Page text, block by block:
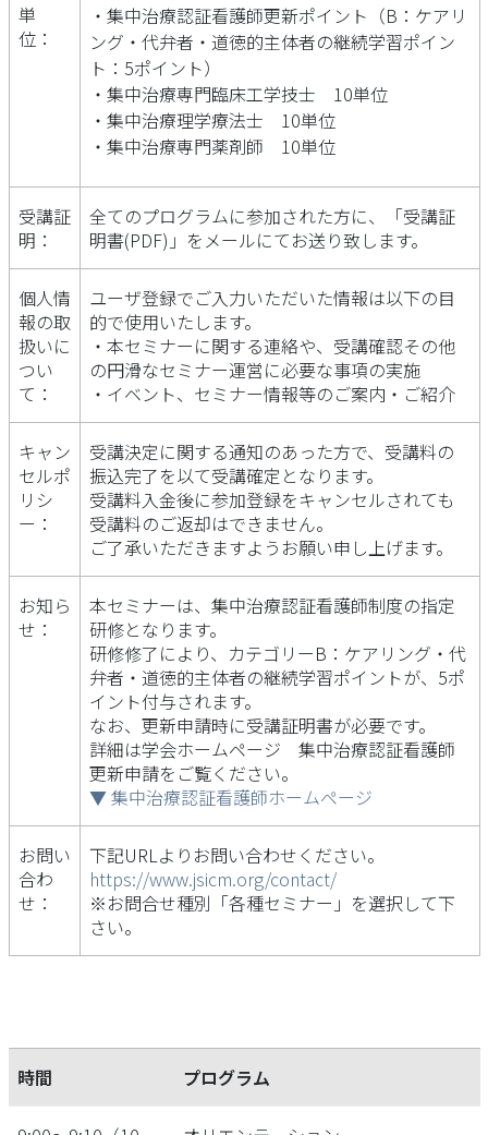
単
位：
集中治療認証看護師更新ポイント（B：ケアリ
ング・代弁者・道徳的主体者の継続学習ポイン
ト：5ポイント）
集中治療専門臨床工学技士 10単位
集中治療理学療法士 10単位
集中治療専門薬剤師 10単位
受講証
明：
全てのプログラムに参加された方に、「受講証
明書(PDF)」をメールにてお送り致します。
個人情
報の取
扱いに
つい
て：
ユーザ登録でご入力いただいた情報は以下の目
的で使用いたします。
・本セミナーに関する連絡や、受講確認その他
の円滑なセミナー運営に必要な事項の実施
・イベント、セミナー情報等のご案内・ご紹介
キャン
セルポ
リシ
ー：
受講決定に関する通知のあった方で、受講料の
振込完了を以て受講確定となります。
受講料入金後に参加登録をキャンセルされても
受講料のご返却はできません。
ご了承いただきますようお願い申し上げます。
お知ら
せ：
本セミナーは、集中治療認証看護師制度の指定
研修となります。
研修修了により、カテゴリーB：ケアリング・代
弁者・道徳的主体者の継続学習ポイントが、5ポ
イント付与されます。
なお、更新申請時に受講証明書が必要です。
詳細は学会ホームページ 集中治療認証看護師
更新申請をご覧ください。
▼ 集中治療認証看護師ホームページ
お問い
合わ
せ：
下記URLよりお問い合わせください。
https://www.jsicm.org/contact/
※お問合せ種別「各種セミナー」を選択して下
さい。
時間 プログラム